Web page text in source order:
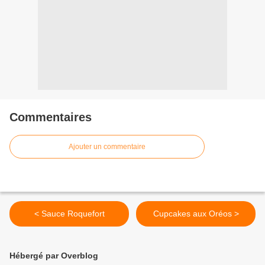
Commentaires
Ajouter un commentaire
< Sauce Roquefort Cupcakes aux Oréos >
Hébergé par Overblog